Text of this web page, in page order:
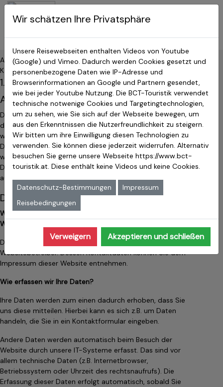
BCT-Touristik
Allgemein & Internet
Katalog – Reiseanmeldung – Versicherung
1. Datenschutz auf einen Blick
Allgemeine Hinweise
Die folgenden Hinweise geben einen einfachen Überblick
darüber, was mit Ihren personenbezogenen Daten passiert,
wenn Sie unsere Website besuchen. Personenbezogene
Daten sind alle Daten, mit denen Sie persönlich identifiziert
werden können. Ausführliche Informationen zum Thema
Datenschutz entnehmen Sie unserer unter diesem Text
aufgeführten Datenschutzerklärung.
Datenerfassung auf unserer Website
Wer ist verantwortlich für die Datenerfassung auf dieser
Website?
Die Datenverarbeitung auf dieser Website erfolgt durch den
Websitebetreiber. Dessen Kontaktdaten können Sie dem
Impressum dieser Website entnehmen.
Wie erfassen wir Ihre Daten?
Ihre Daten werden zum einen dadurch erhoben, dass Sie
uns diese mitteilen. Hierbei kann es sich z.B. um Daten
handeln, die Sie in ein Kontaktformular eingeben.
Andere Daten werden automatisch beim Besuch der
Website durch unsere IT-Systeme erfasst. Das sind vor
allem technische Daten (z.B. Internetbrowser,
Betriebssystem oder Uhrzeit des rechtsnaufrufs). Die
Erfassung dieser Daten erfolgt automatisch, sobald Sie
Wir schätzen Ihre Privatsphäre
Unsere Reisewebseiten enthalten Videos von Youtube
(Google) und Vimeo. Dadurch werden Cookies gesetzt und
personenbezogene Daten wie IP-Adresse und
Browserinformationen an Google und Partnern gesendet,
wie bei jeder Youtube Nutzung. Die BCT-Touristik verwendet
technische notwenige Cookies und Targetingtechnologien,
um zu sehen, wie Sie sich auf der Webseite bewegen, um
aus den Erkenntnissen die Nutzerfreundlichkeit zu steigern.
Wir bitten um ihre Einwilligung diesen Technologien zu
verwenden. Sie können diese jederzeit widerrufen. Alternativ
besuchen Sie gerne unsere Webseite https://www.bct-
touristik.at. Diese enthält keine Videos und keine Cookies.
Datenschutz-Bestimmungen
Impressum
Reisebedingungen
Verweigern Akzeptieren und schließen